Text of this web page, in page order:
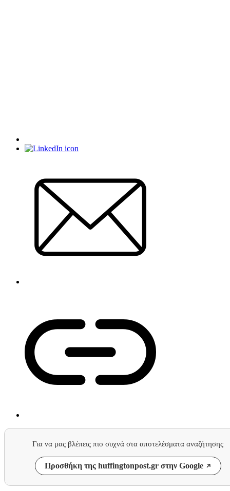
Για να μας βλέπεις πιο συχνά στα αποτελέσματα αναζήτησης
Προσθήκη της huffingtonpost.gr στην Google